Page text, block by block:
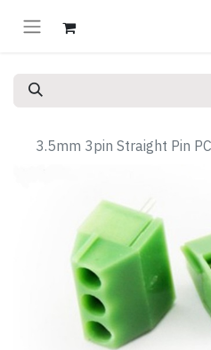
3.5mm 3pin Straight Pin